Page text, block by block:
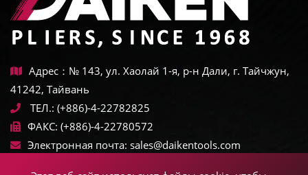
Адрес：№ 143, ул. Хаолай 1-я, р-н Дали, г. Тайчжун,
41242, Тайвань
ТЕЛ.: (+886)-4-22782825
ФАКС: (+886)-4-22780572
Электронная почта: sales@daikentools.com